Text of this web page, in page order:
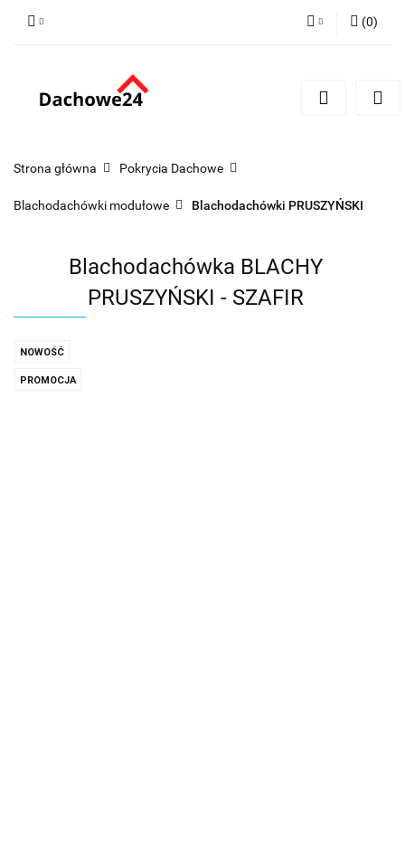
Zarejestruj się
(0)
Strona główna Pokrycia Dachowe
Blachodachówki modułowe Blachodachówki PRUSZYŃSKI
Blachodachówka BLACHY
PRUSZYŃSKI - SZAFIR
NOWOŚĆ
PROMOCJA